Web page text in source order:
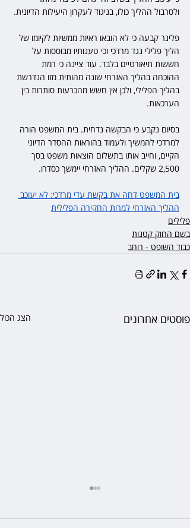
ולסרבול ההליך כולו, בניגוד לעקרון היעילות הדיונית.
פלינר קבעה כי לא הובאו ראיות ממשיות לקיומו של
הליך פלילי נגד מרדכי וכי טענותיו מבוססות על
חששות תיאורטיים בלבד. עוד ציינה כי רמת
ההוכחה בהליך האזרחי שונה מהותית מזו הנדרשת
בהליך הפלילי, ולכן אין חשש מהכרעות סותרות בין
הערכאות.
בסיום נקבע כי הבקשה נדחית. בית המשפט הורה
למרדכי להמשיך ולעמוד בהוראות ההסדר הדיוני
הקיים, וחייב אותו בתשלום הוצאות משפט בסך
2,500 שקלים. ההליך האזרחי יימשך כסדרו.
בית המשפט דחה את בקשת עדי מרדכי: לא יעוכב
ההליך האזרחי למרות החקירה הפלילית
פלילים
בשם החוק קטנות
כבוד השופט - רוחב
פוסטים אחרונים הצג הכול